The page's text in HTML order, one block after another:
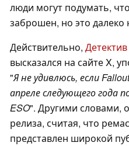
люди могут подумать, что
заброшен, но это далеко
Действительно,
высказался на сайте X,
"Я не удивлюсь, если
апреле следующего года
ESO". Другими словами,
релиза, считая, что
представлен широкой